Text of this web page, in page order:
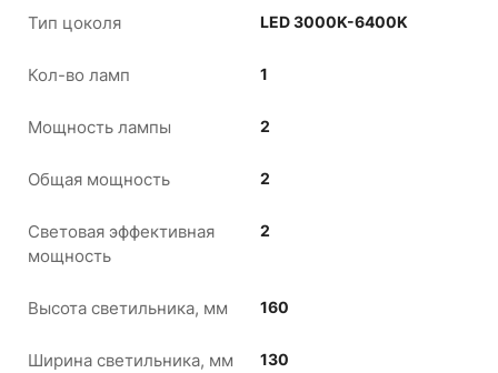
Тип цоколя LED 3000K-6400K
Кол-во ламп 1
Мощность лампы 2
Общая мощность 2
Световая эффективная
мощность
2
Высота светильника, мм 160
Ширина светильника, мм 130